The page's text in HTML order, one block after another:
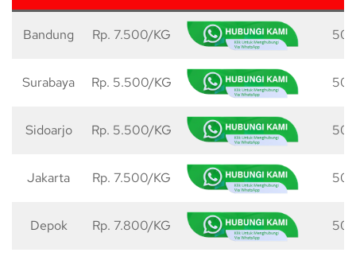
Bandung Rp. 7.500/KG 50
Surabaya Rp. 5.500/KG 50
Sidoarjo Rp. 5.500/KG 50
Jakarta Rp. 7.500/KG 50
Depok Rp. 7.800/KG 50